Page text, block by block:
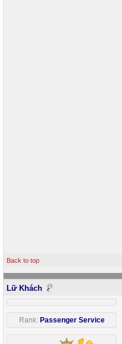
Back to top
Lữ Khách
Rank: Passenger Service